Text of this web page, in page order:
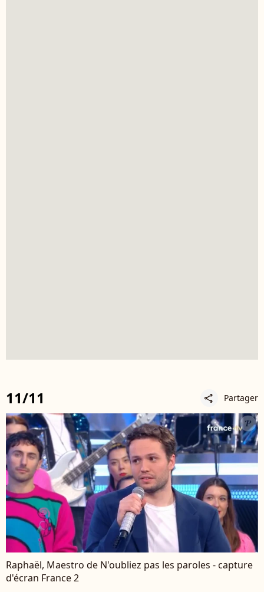
11/11 share Partager
Raphaël, Maestro de N'oubliez pas les paroles - capture
d'écran France 2